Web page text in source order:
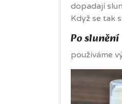
dopadají
Když se tak
Po slunění
používáme